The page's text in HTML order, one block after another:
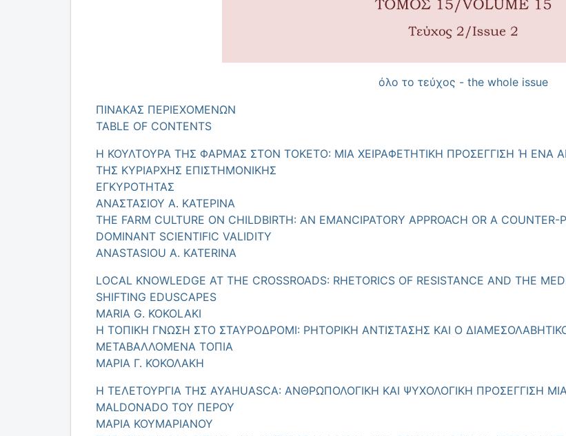
όλο το τεύχος - the whole issue
ΠΙΝΑΚΑΣ ΠΕΡΙΕΧΟΜΕΝΩΝ
TABLE OF CONTENTS
Η ΚΟΥΛΤΟΥΡΑ ΤΗΣ ΦΑΡΜΑΣ ΣΤΟΝ ΤΟΚΕΤΟ: ΜΙΑ ΧΕΙΡΑΦΕΤΗΤΙΚΗ ΠΡΟΣΕΓΓΙΣΗ Ή ΕΝΑ
ΤΗΣ ΚΥΡΙΑΡΧΗΣ ΕΠΙΣΤΗΜΟΝΙΚΗΣ
ΕΓΚΥΡΟΤΗΤΑΣ
ΑΝΑΣΤΑΣΙΟΥ Α. ΚΑΤΕΡΙΝΑ
THE FARM CULTURE ON CHILDBIRTH: AN EMANCIPATORY APPROACH OR A
DOMINANT SCIENTIFIC VALIDITY
ANASTASIOU Α. KATERINA
LOCAL KNOWLEDGE AT THE CROSSROADS: RHETORICS OF RESISTANCE AND THE
SHIFTING EDUSCAPES
MARIA G. KOKOLAKI
Η ΤΟΠΙΚΗ ΓΝΩΣΗ ΣΤΟ ΣΤΑΥΡΟΔΡΟΜΙ: ΡΗΤΟΡΙΚΗ AΝΤΙΣΤΑΣΗΣ ΚΑΙ Ο
ΜΕΤΑΒΑΛΛΟΜΕΝΑ ΤΟΠΙΑ
ΜΑΡΙΑ Γ. ΚΟΚΟΛAΚΗ
Η ΤΕΛΕΤΟΥΡΓΙΑ ΤΗΣ AYAHUASCA: ΑΝΘΡΩΠΟΛΟΓΙΚΗ ΚΑΙ ΨΥΧΟΛΟΓΙΚΗ ΠΡΟΣΕΓΓΙΣΗ
MALDONADO ΤΟΥ ΠΕΡΟΥ
ΜΑΡΙΑ ΚΟΥΜΑΡΙΑΝΟΥ